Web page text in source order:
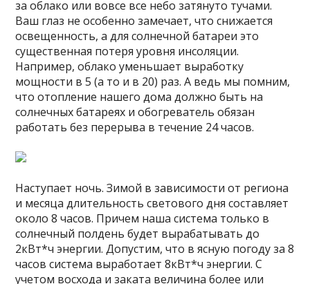
за облако или вовсе все небо затянуто тучами.
Ваш глаз не особенно замечает, что снижается
освещенность, а для солнечной батареи это
существенная потеря уровня инсоляции.
Например, облако уменьшает выработку
мощности в 5 (а то и в 20) раз. А ведь мы помним,
что отопление нашего дома должно быть на
солнечных батареях и обогреватель обязан
работать без перерыва в течение 24 часов.
Наступает ночь. Зимой в зависимости от региона
и месяца длительность светового дня составляет
около 8 часов. Причем наша система только в
солнечный полдень будет вырабатывать до
2кВт*ч энергии. Допустим, что в ясную погоду за 8
часов система выработает 8кВт*ч энергии. С
учетом восхода и заката величина более или